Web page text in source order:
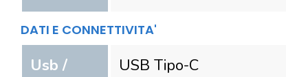
DATI E CONNETTIVITA'
Usb /
USB Tipo-C